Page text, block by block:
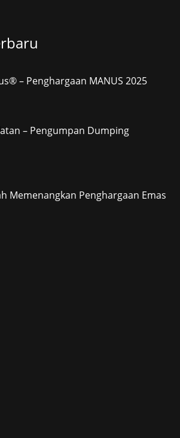
– Penghargaan MANUS 2025
– Pengumpan Dumping
Memenangkan Penghargaan Emas